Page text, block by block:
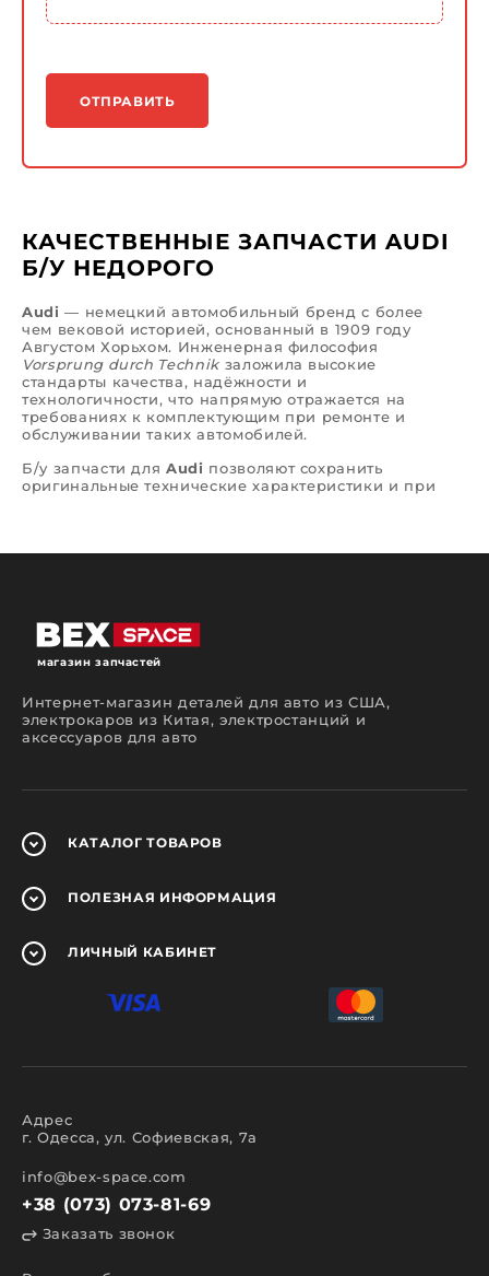
ОТПРАВИТЬ
КАЧЕСТВЕННЫЕ ЗАПЧАСТИ AUDI
Б/У НЕДОРОГО
Audi — немецкий автомобильный бренд с более
чем вековой историей, основанный в 1909 году
Августом Хорьхом. Инженерная философия
Vorsprung durch Technikзаложила высокие
стандарты качества, надёжности и
технологичности, что напрямую отражается на
требованиях к комплектующим при ремонте и
обслуживании таких автомобилей.
Б/у запчасти дляAudi позволяют сохранить
оригинальные технические характеристики и при
подбором по модели, году выпуска и VIN-коду.
элементов.
Все детали проходят визуальную проверку и
б/у запчасти в
bex-space.com
, вы получаете
оригинальные комплектующие, прозрачные
условия покупки и удобный онлайн-сервис.
магазин запчастей
Интернет-магазин деталей для авто из США,
электрокаров из Китая, электростанций и
аксессуаров для авто
КАТАЛОГ ТОВАРОВ
ПОЛЕЗНАЯ ИНФОРМАЦИЯ
ЛИЧНЫЙ КАБИНЕТ
Адрес
г. Одесса, ул. Софиевская, 7а
info@bex-space.com
+38 (073) 073-81-69
Заказать звонок